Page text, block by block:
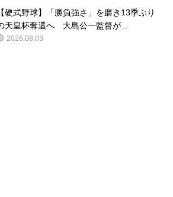
【硬式野球】「勝負強さ」を磨き13季ぶり
天皇杯奪還へ 大島公一監督が...
2026.08.03